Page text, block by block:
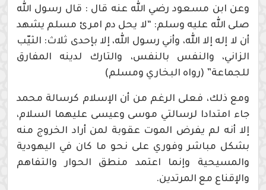
وعن ابن مسعود رضي الله عنه قال : قال رسول الله
صلى الله عليه وسلم: “لا يحل دم امرئ مسلم يشهد
أن لا إله إلا الله، وأني رسول الله، إلا بإحدى ثلاث: الثيّب
الزاني، والنفس بالنفس، والتارك لدينه المفارق
للجماعة” (رواه البخاري ومسلم)
ومع ذلك، فعلى الرغم من أن الإسلام كرسالة محمد
جاء امتدادا لرسالتي موسى وعيسى عليهما السلام،
إلا أنه لم يفرض الموت عقوبة لمن أراد الخروج منه
بشكل مباشر وفوري على نحو ما كان في اليهودية
والمسيحية وإنما اعتمد منطق الحوار والتفاهم
والإقناع مع المرتدين.